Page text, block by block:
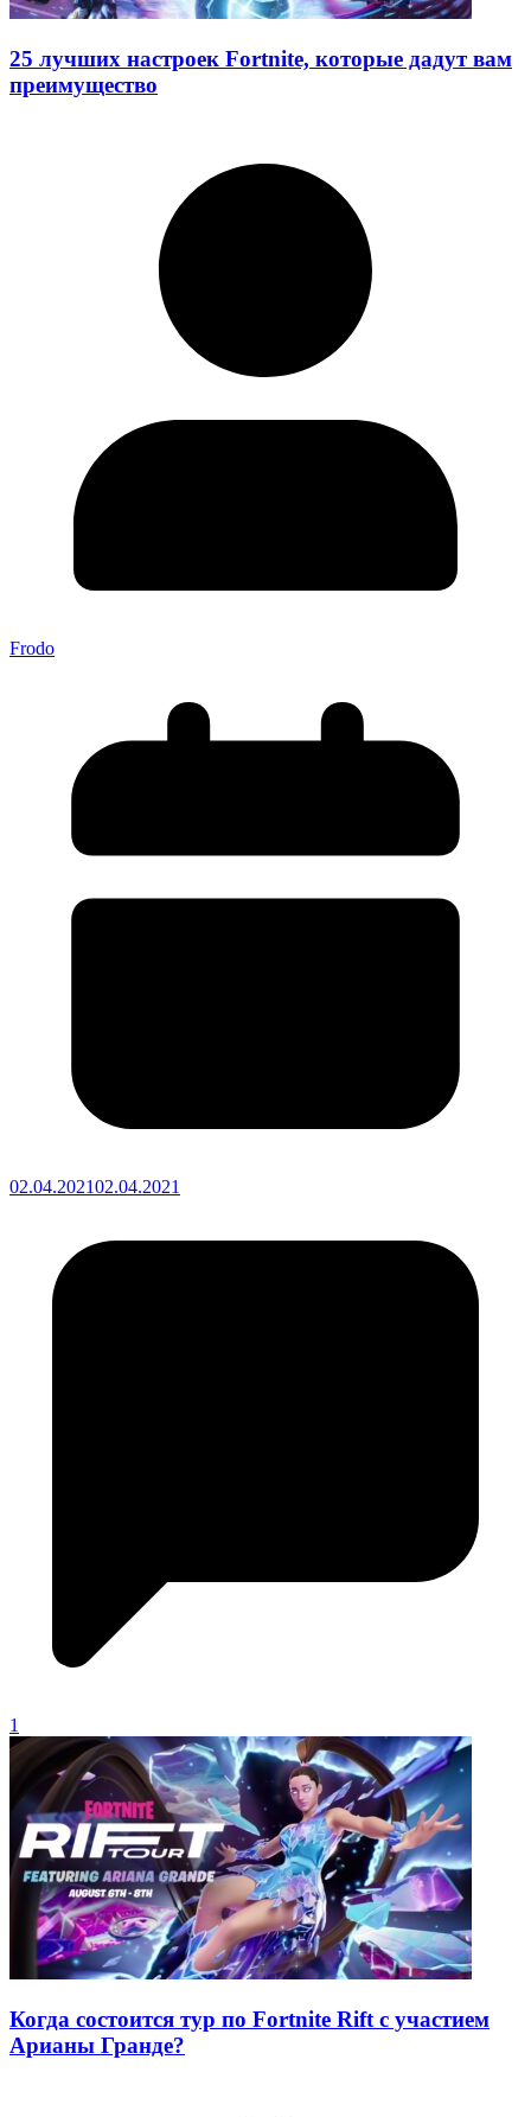
25 лучших настроек Fortnite, которые дадут вам
преимущество
Frodo
02.04.202102.04.2021
1
Когда состоится тур по Fortnite Rift с участием
Арианы Гранде?